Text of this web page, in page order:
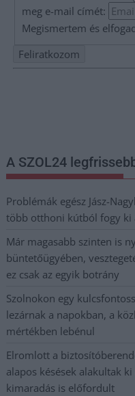
meg e-mail címét:
Megismertem és
A SZOL24
Problémák egész Jász-
több otthoni kútból fogy ki
Már magasabb szinten is
büntetőügyében,
ez csak az egyik botrány
Szolnokon egy
lezárnak a napokban, a
mértékben lebénul
Elromlott a
alapos késések alakultak
kimaradás is előfordult